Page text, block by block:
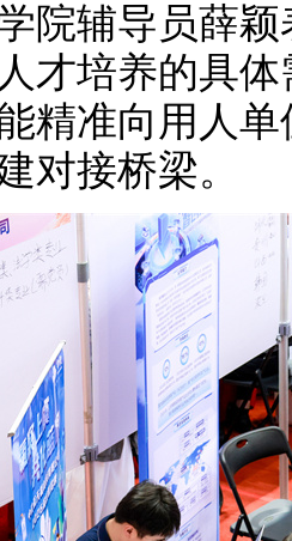
院辅导员薛
才培养的具
精准向用人
对接桥梁。